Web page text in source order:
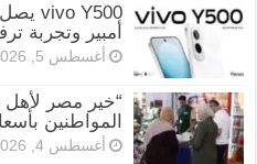
أمبير وتجربة
أغسطس 5, 2026
“خير مصر
المواطنين
أغسطس 4, 2026